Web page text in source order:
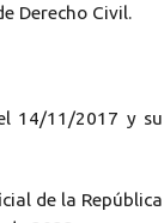
Derecho Civil.
14/11/2017 y su
de la República